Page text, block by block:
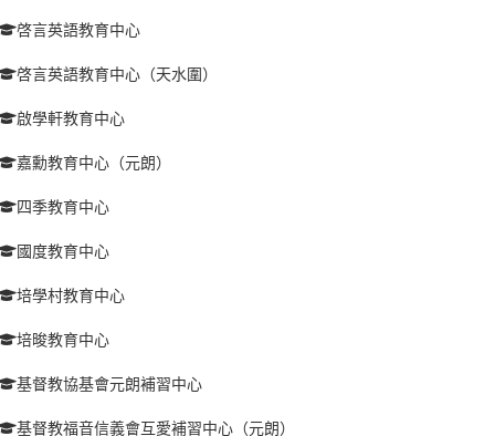
啓言英語教育中心
啓言英語教育中心（天水圍）
啟學軒教育中心
嘉勳教育中心（元朗）
四季教育中心
國度教育中心
培學村教育中心
培晙教育中心
基督教協基會元朗補習中心
基督教福音信義會互愛補習中心（元朗）